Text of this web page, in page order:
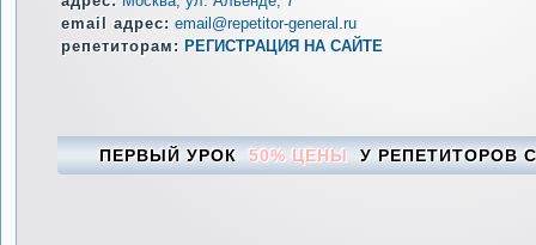
email адрес: email@repetitor-general.ru
репетиторам: РЕГИСТРАЦИЯ НА САЙТЕ
ПЕРВЫЙ УРОК 50% ЦЕНЫ У РЕПЕТИТОРОВ